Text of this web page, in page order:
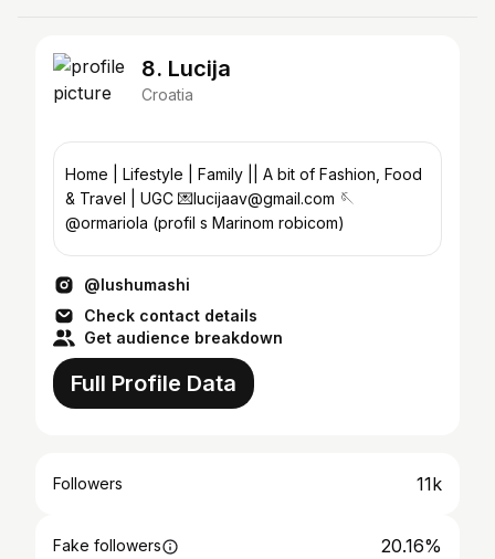
8. Lucija
Croatia
Home | Lifestyle | Family || A bit of Fashion, Food
& Travel | UGC 💌lucijaav@gmail.com 🪡
@ormariola (profil s Marinom robicom)
@lushumashi
Check contact details
Get audience breakdown
Full Profile Data
Followers 11k
Fake followers 20.16%